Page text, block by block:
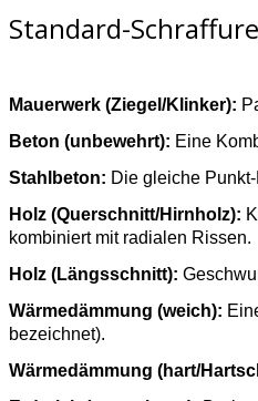
Standard-
Mauerwerk (Ziegel/Klinker):
Beton (unbewehrt): Eine
Stahlbeton: Die gleiche
Holz (Querschnitt/Hirnholz):
kombiniert mit radialen Rissen.
Holz (Längsschnitt):
Wärmedämmung (weich):
bezeichnet).
Wärmedämmung (hart/